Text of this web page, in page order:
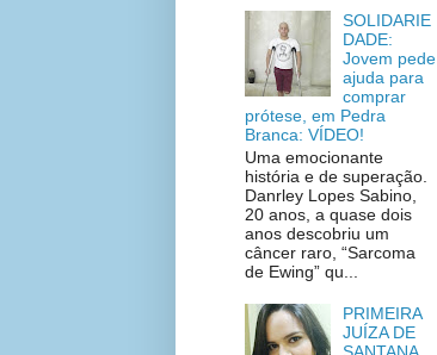
SOLIDARIE
DADE:
Jovem pede
ajuda para
comprar
prótese, em Pedra
Branca: VÍDEO!
Uma emocionante
história e de superação.
Danrley Lopes Sabino,
20 anos, a quase dois
anos descobriu um
câncer raro, “Sarcoma
de Ewing” qu...
PRIMEIRA
JUÍZA DE